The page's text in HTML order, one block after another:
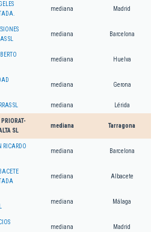
mediana Madrid
SL
mediana Barcelona
mediana Huelva
mediana Gerona
SL mediana Lérida
PRIORAT-
SL
mediana Tarragona
RICARDO
mediana Barcelona
mediana Albacete
mediana Málaga
mediana Madrid